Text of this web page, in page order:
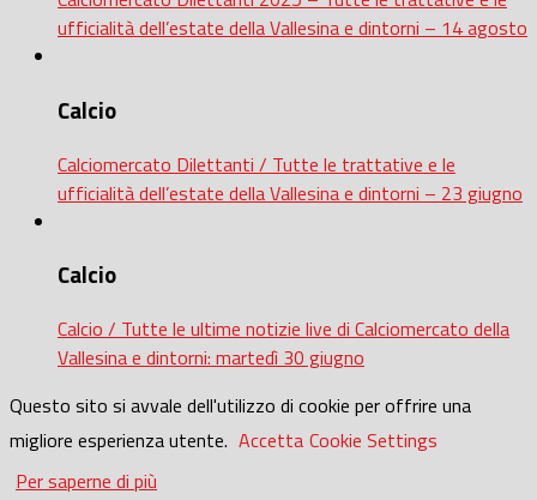
ufficialità dell’estate della Vallesina e dintorni – 14 agosto
Calcio
Calciomercato Dilettanti / Tutte le trattative e le
ufficialità dell’estate della Vallesina e dintorni – 23 giugno
Calcio
Calcio / Tutte le ultime notizie live di Calciomercato della
Vallesina e dintorni: martedì 30 giugno
Questo sito si avvale dell'utilizzo di cookie per offrire una
migliore esperienza utente. Accetta Cookie Settings
Per saperne di più